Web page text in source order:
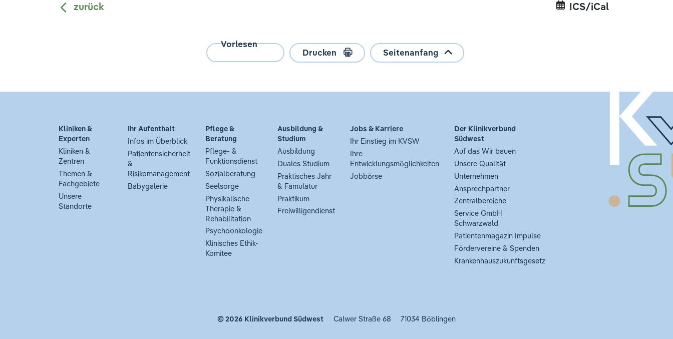
zurück ICS/iCal
Vorlesen
Drucken
Seitenanfang
Kliniken &
Experten
Kliniken &
Zentren
Themen &
Fachgebiete
Unsere
Standorte
Ihr Aufenthalt
Infos im Überblick
Patientensicherheit
&
Risikomanagement
Babygalerie
Pflege &
Beratung
Pflege- &
Funktionsdienst
Sozialberatung
Seelsorge
Physikalische
Therapie &
Rehabilitation
Psychoonkologie
Klinisches Ethik-
Komitee
Ausbildung &
Studium
Ausbildung
Duales Studium
Praktisches Jahr
& Famulatur
Praktikum
Freiwilligendienst
Jobs & Karriere
Ihr Einstieg im KVSW
Ihre
Entwicklungsmöglichkeiten
Jobbörse
Der Klinikverbund
Südwest
Auf das Wir bauen
Unsere Qualität
Unternehmen
Ansprechpartner
Zentralbereiche
Service GmbH
Schwarzwald
Patientenmagazin Impulse
Fördervereine & Spenden
Krankenhauszukunftsgesetz
© 2026 Klinikverbund Südwest Calwer Straße 68 71034 Böblingen